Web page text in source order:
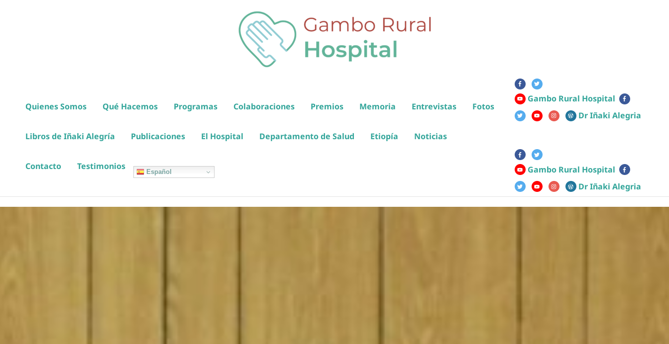
Quienes Somos Qué Hacemos Programas Colaboraciones Premios Memoria Entrevistas Fotos
Libros de Iñaki Alegría Publicaciones El Hospital Departamento de Salud Etiopía Noticias
Contacto Testimonios
Español
Gambo Rural Hospital
Dr Iñaki Alegria
Gambo Rural Hospital
Dr Iñaki Alegria